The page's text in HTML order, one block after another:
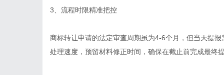
3、流程时限精准把控
商标转让申请的法定审查周期虽为4-6个月，但当天提
处理速度，预留材料修正时间，确保在截止前完成最终